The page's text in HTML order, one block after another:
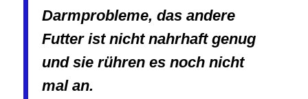
Darmprobleme, das andere
Futter ist nicht nahrhaft genug
und sie rühren es noch nicht
mal an.